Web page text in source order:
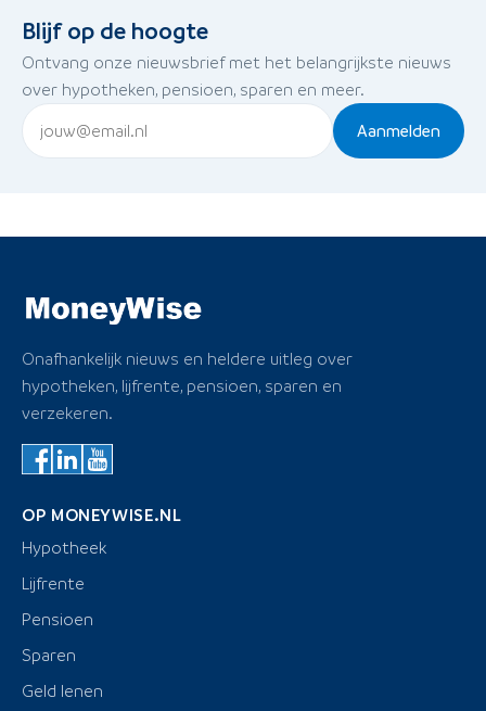
Blijf op de hoogte
Ontvang onze nieuwsbrief met het belangrijkste nieuws
over hypotheken, pensioen, sparen en meer.
Aanmelden
Onafhankelijk nieuws en heldere uitleg over
hypotheken, lijfrente, pensioen, sparen en
verzekeren.
OP MONEYWISE.NL
Hypotheek
Lijfrente
Pensioen
Sparen
Geld lenen